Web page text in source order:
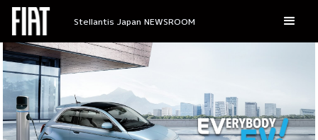
Stellantis Japan NEWSROOM